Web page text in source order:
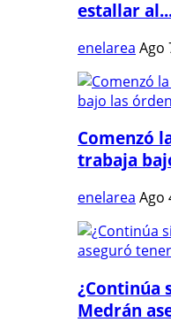
estallar
enelarea Ago
Comenzó
trabaja
enelarea Ago
¿Continúa
Medrán